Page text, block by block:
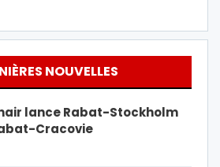
NOUVELLES
lance Rabat-Stockholm
Cracovie